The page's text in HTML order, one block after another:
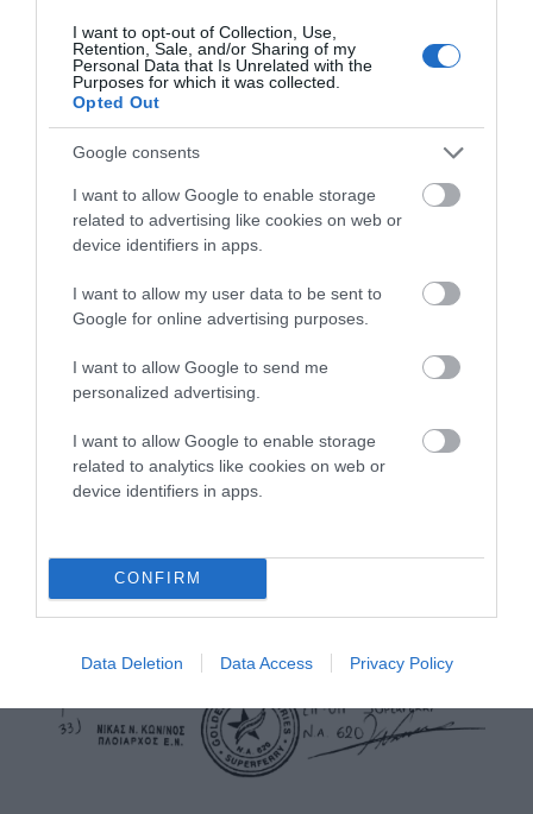
I want to opt-out of Collection, Use,
Retention, Sale, and/or Sharing of my
Personal Data that Is Unrelated with the
Purposes for which it was collected.
Opted Out
Google consents
I want to allow Google to enable storage
related to advertising like cookies on web or
device identifiers in apps.
I want to allow my user data to be sent to
Google for online advertising purposes.
I want to allow Google to send me
personalized advertising.
I want to allow Google to enable storage
related to analytics like cookies on web or
device identifiers in apps.
CONFIRM
Data Deletion Data Access Privacy Policy